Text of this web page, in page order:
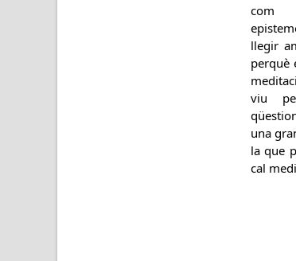
com
llegir
perquè
viu
una
la que
cal